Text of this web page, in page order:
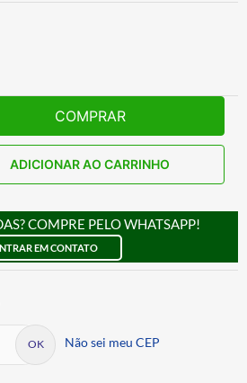
COMPRAR
ADICIONAR AO CARRINHO
COMPRE PELO WHATSAPP!
EM CONTATO
Não sei meu CEP